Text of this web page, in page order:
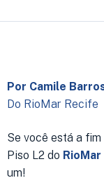
Por Camile
Do RioMar Recife
Se você está a
Piso L2 do
um!